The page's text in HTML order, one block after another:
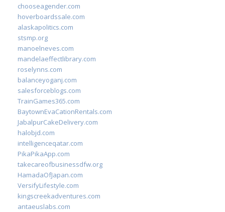
chooseagender.com
hoverboardssale.com
alaskapolitics.com
stsmp.org
manoelneves.com
mandelaeffectlibrary.com
roselynns.com
balanceyoganj.com
salesforceblogs.com
TrainGames365.com
BaytownEvaCationRentals.com
JabalpurCakeDelivery.com
halobjd.com
intelligenceqatar.com
PikaPikaApp.com
takecareofbusinessdfw.org
HamadaOfJapan.com
VersifyLifestyle.com
kingscreekadventures.com
antaeuslabs.com